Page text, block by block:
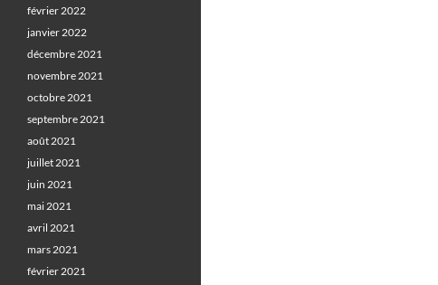
février 2022
janvier 2022
décembre 2021
novembre 2021
octobre 2021
septembre 2021
août 2021
juillet 2021
juin 2021
mai 2021
avril 2021
mars 2021
février 2021